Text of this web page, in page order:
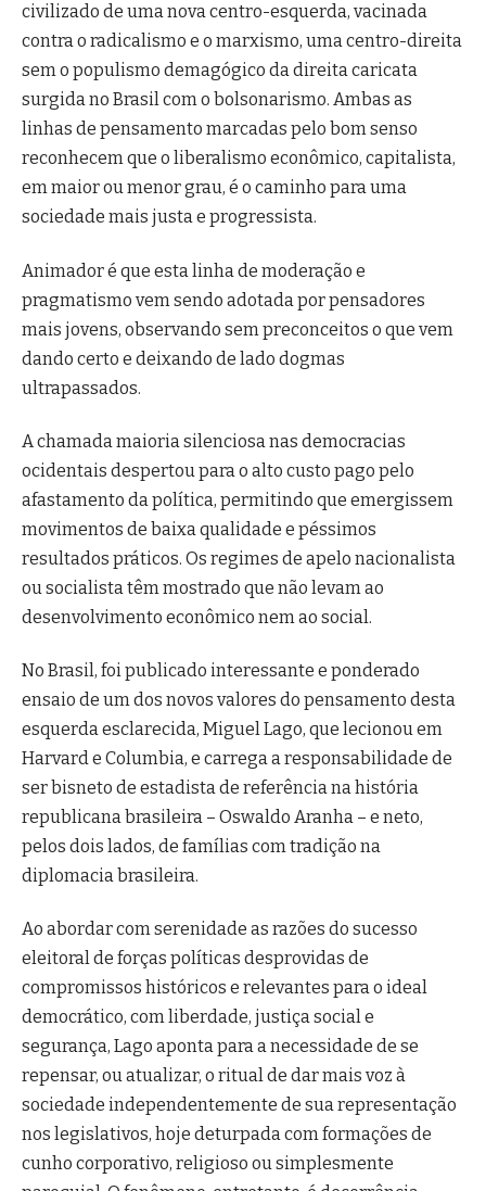
civilizado de uma nova centro-esquerda, vacinada
contra o radicalismo e o marxismo, uma centro-direita
sem o populismo demagógico da direita caricata
surgida no Brasil com o bolsonarismo. Ambas as
linhas de pensamento marcadas pelo bom senso
reconhecem que o liberalismo econômico, capitalista,
em maior ou menor grau, é o caminho para uma
sociedade mais justa e progressista.
Animador é que esta linha de moderação e
pragmatismo vem sendo adotada por pensadores
mais jovens, observando sem preconceitos o que vem
dando certo e deixando de lado dogmas
ultrapassados.
A chamada maioria silenciosa nas democracias
ocidentais despertou para o alto custo pago pelo
afastamento da política, permitindo que emergissem
movimentos de baixa qualidade e péssimos
resultados práticos. Os regimes de apelo nacionalista
ou socialista têm mostrado que não levam ao
desenvolvimento econômico nem ao social.
No Brasil, foi publicado interessante e ponderado
ensaio de um dos novos valores do pensamento desta
esquerda esclarecida, Miguel Lago, que lecionou em
Harvard e Columbia, e carrega a responsabilidade de
ser bisneto de estadista de referência na história
republicana brasileira – Oswaldo Aranha – e neto,
pelos dois lados, de famílias com tradição na
diplomacia brasileira.
Ao abordar com serenidade as razões do sucesso
eleitoral de forças políticas desprovidas de
compromissos históricos e relevantes para o ideal
democrático, com liberdade, justiça social e
segurança, Lago aponta para a necessidade de se
repensar, ou atualizar, o ritual de dar mais voz à
sociedade independentemente de sua representação
nos legislativos, hoje deturpada com formações de
cunho corporativo, religioso ou simplesmente